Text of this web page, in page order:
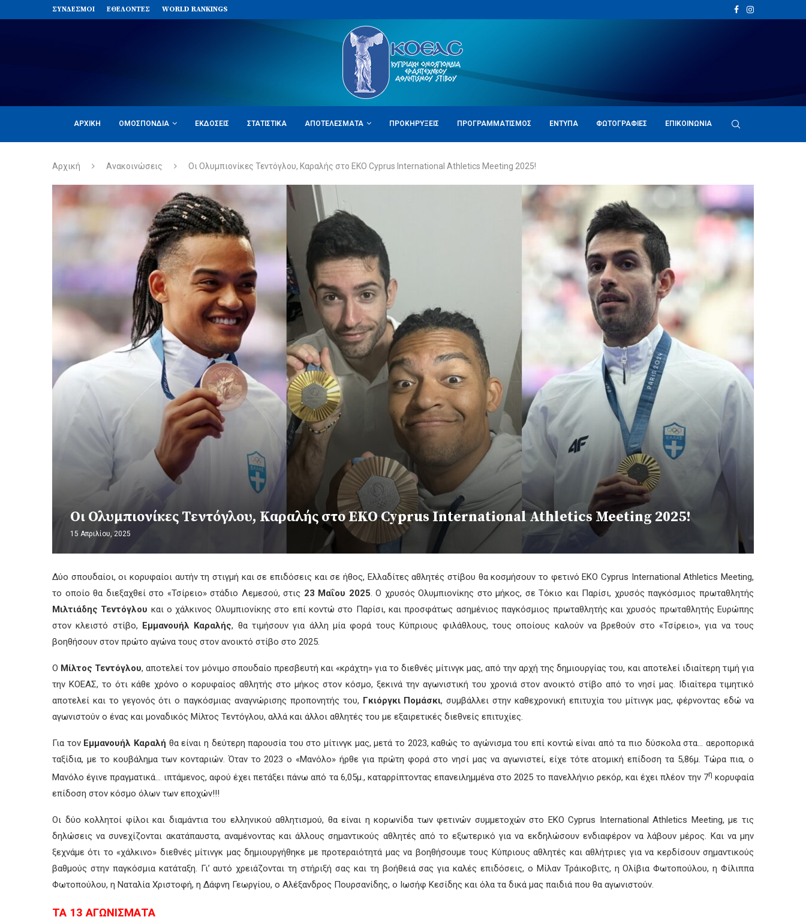
ΣΥΝΔΈΣΜΟΙ ΕΘΕΛΟΝΤΈΣ WORLD RANKINGS
ΑΡΧΙΚΉ ΟΜΟΣΠΟΝΔΊΑ ΕΚΔΌΣΕΙΣ ΣΤΑΤΙΣΤΙΚΆ ΑΠΟΤΕΛΈΣΜΑΤΑ ΠΡΟΚΗΡΎΞΕΙΣ ΠΡΟΓΡΑΜΜΑΤΙΣΜΌΣ ΈΝΤΥΠΑ ΦΩΤΟΓΡΑΦΊΕΣ ΕΠΙΚΟΙΝΩΝΊΑ
Αρχική Ανακοινώσεις Οι Ολυμπιονίκες Τεντόγλου, Καραλής στο EKO Cyprus International Athletics Meeting 2025!
Οι Ολυμπιονίκες Τεντόγλου, Καραλής στο EKO Cyprus International Athletics Meeting 2025!
15 Απριλίου, 2025
Δύο σπουδαίοι, οι κορυφαίοι αυτήν τη στιγμή και σε επιδόσεις και σε ήθος, Ελλαδίτες αθλητές στίβου θα κοσμήσουν το φετινό EKO Cyprus International Athletics Meeting,
το οποίο θα διεξαχθεί στο «Τσίρειο» στάδιο Λεμεσού, στις 23 Μαΐου 2025. Ο χρυσός Ολυμπιονίκης στο μήκος, σε Τόκιο και Παρίσι, χρυσός παγκόσμιος πρωταθλητής
Μιλτιάδης Τεντόγλου και ο χάλκινος Ολυμπιονίκης στο επί κοντώ στο Παρίσι, και προσφάτως ασημένιος παγκόσμιος πρωταθλητής και χρυσός πρωταθλητής Ευρώπης
στον κλειστό στίβο, Εμμανουήλ Καραλής, θα τιμήσουν για άλλη μία φορά τους Κύπριους φιλάθλους, τους οποίους καλούν να βρεθούν στο «Τσίρειο», για να τους
βοηθήσουν στον πρώτο αγώνα τους στον ανοικτό στίβο στο 2025.
Ο Μίλτος Τεντόγλου, αποτελεί τον μόνιμο σπουδαίο πρεσβευτή και «κράχτη» για το διεθνές μίτινγκ μας, από την αρχή της δημιουργίας του, και αποτελεί ιδιαίτερη τιμή για
την ΚΟΕΑΣ, το ότι κάθε χρόνο ο κορυφαίος αθλητής στο μήκος στον κόσμο, ξεκινά την αγωνιστική του χρονιά στον ανοικτό στίβο από το νησί μας. Ιδιαίτερα τιμητικό
αποτελεί και το γεγονός ότι ο παγκόσμιας αναγνώρισης προπονητής του, Γκιόργκι Πομάσκι, συμβάλλει στην καθεχρονική επιτυχία του μίτινγκ μας, φέρνοντας εδώ να
αγωνιστούν ο ένας και μοναδικός Μίλτος Τεντόγλου, αλλά και άλλοι αθλητές του με εξαιρετικές διεθνείς επιτυχίες.
Για τον Εμμανουήλ Καραλή θα είναι η δεύτερη παρουσία του στο μίτινγκ μας, μετά το 2023, καθώς το αγώνισμα του επί κοντώ είναι από τα πιο δύσκολα στα… αεροπορικά
ταξίδια, με το κουβάλημα των κονταριών. Όταν το 2023 ο «Μανόλο» ήρθε για πρώτη φορά στο νησί μας να αγωνιστεί, είχε τότε ατομική επίδοση τα 5,86μ. Τώρα πια, ο
Μανόλο έγινε πραγματικά… ιπτάμενος, αφού έχει πετάξει πάνω από τα 6,05μ., καταρρίπτοντας επανειλημμένα στο 2025 το πανελλήνιο ρεκόρ, και έχει πλέον την 7η κορυφαία
επίδοση στον κόσμο όλων των εποχών!!!
Οι δύο κολλητοί φίλοι και διαμάντια του ελληνικού αθλητισμού, θα είναι η κορωνίδα των φετινών συμμετοχών στο EKO Cyprus International Athletics Meeting, με τις
δηλώσεις να συνεχίζονται ακατάπαυστα, αναμένοντας και άλλους σημαντικούς αθλητές από το εξωτερικό για να εκδηλώσουν ενδιαφέρον να λάβουν μέρος. Και να μην
ξεχνάμε ότι το «χάλκινο» διεθνές μίτινγκ μας δημιουργήθηκε με προτεραιότητά μας να βοηθήσουμε τους Κύπριους αθλητές και αθλήτριες για να κερδίσουν σημαντικούς
βαθμούς στην παγκόσμια κατάταξη. Γι’ αυτό χρειάζονται τη στήριξή σας και τη βοήθειά σας για καλές επιδόσεις, ο Μίλαν Τράικοβιτς, η Ολίβια Φωτοπούλου, η Φίλιππα
Φωτοπούλου, η Ναταλία Χριστοφή, η Δάφνη Γεωργίου, ο Αλέξανδρος Πουρσανίδης, ο Ιωσήφ Κεσίδης και όλα τα δικά μας παιδιά που θα αγωνιστούν.
ΤΑ 13 ΑΓΩΝΙΣΜΑΤΑ